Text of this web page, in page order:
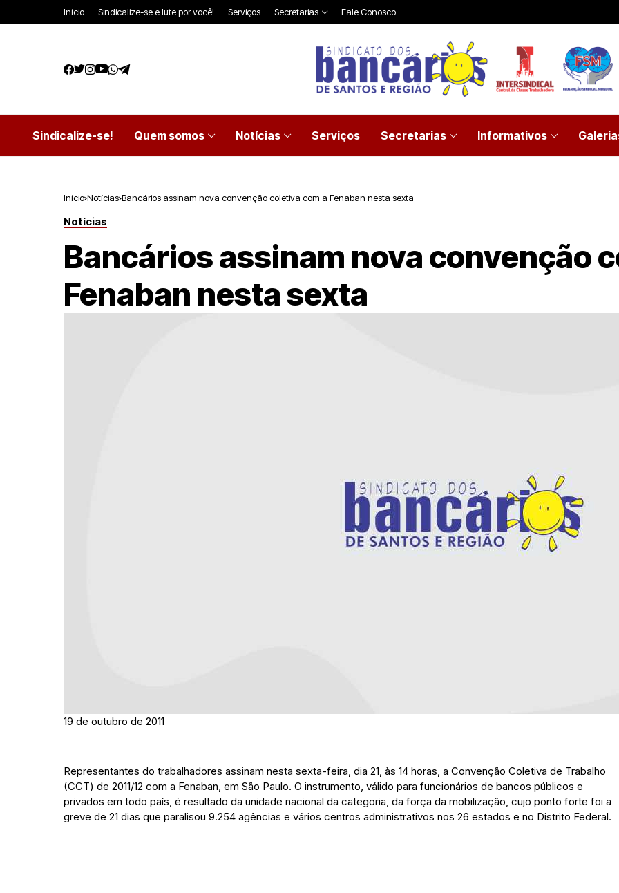
Início Sindicalize-se e lute por você! Serviços Secretarias Fale Conosco
Sindicalize-se! Quem somos Notícias Serviços Secretarias Informativos
Início Notícias Bancários assinam nova convenção coletiva com a Fenaban nesta sexta
Notícias
Bancários assinam nova convenção
Fenaban nesta sexta
19 de outubro de 2011
Representantes do trabalhadores assinam nesta sexta-feira, dia 21, às 14 horas, a Convenção Coletiva de Trabalho
(CCT) de 2011/12 com a Fenaban, em São Paulo. O instrumento, válido para funcionários de bancos públicos e
privados em todo país, é resultado da unidade nacional da categoria, da força da mobilização, cujo ponto forte foi a
greve de 21 dias que paralisou 9.254 agências e vários centros administrativos nos 26 estados e no Distrito Federal.